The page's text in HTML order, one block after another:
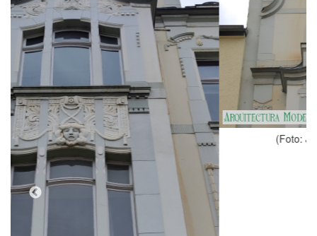
(Foto: Juan Felipe Holgado Perez, 2024)